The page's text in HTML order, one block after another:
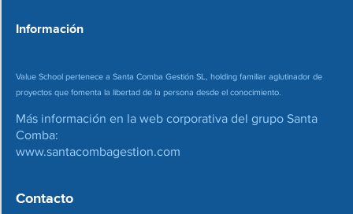
Información
Value School pertenece a Santa Comba Gestión SL, holding familiar aglutinador de
proyectos que fomenta la libertad de la persona desde el conocimiento.
Más información en la web corporativa del grupo Santa
Comba:
www.santacombagestion.com
Contacto